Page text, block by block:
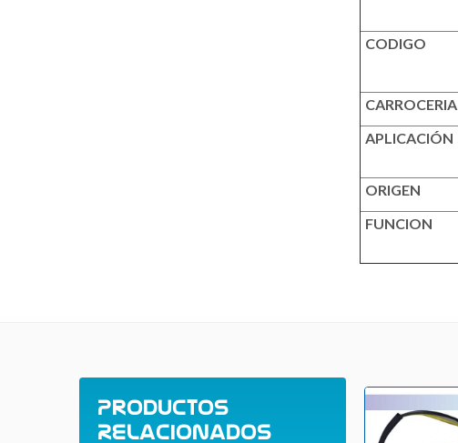
CODIGO
CARROCERIA
APLICACIÓN
ORIGEN
FUNCION
Productos
Relacionados